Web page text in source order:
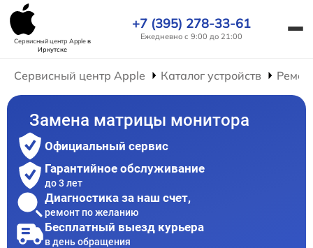
Сервисный центр Appleв
Иркутске
+7 (395) 278-33-61
Ежедневно с 9:00 до 21:00
Сервисный центр Apple Каталог устройств
Замена матрицы монитора
Официальный сервис
Гарантийное обслуживание
до 3 лет
Диагностика за наш счет,
ремонт по желанию
Бесплатный выезд курьера
в день обращения